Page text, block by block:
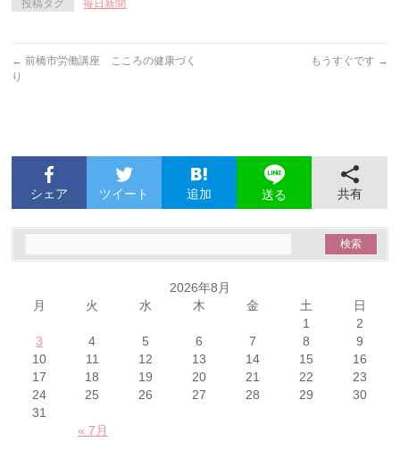
投稿タグ 毎日新聞
← 前橋市労働講座 こころの健康づく
り
もうすぐです →
シェア ツイート 追加 送る 共有
2026年8月
月
火 水 木 金 土 日
« 7月
1
2
3
4 5 6 7 8
9
10
11 12 13 14 15
16
17
18 19 20 21 22
23
24
25 26 27 28 29
30
31